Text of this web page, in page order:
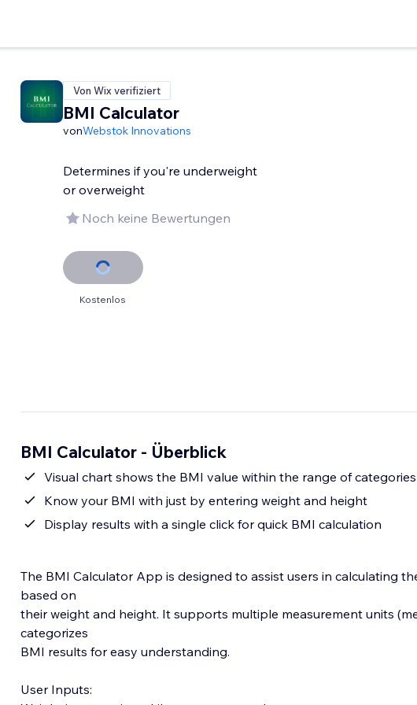
Von Wix verifiziert
BMI Calculator
vonWebstok Innovations
Determines if you're underweight
or overweight
Noch keine Bewertungen
Kostenlos
BMI Calculator - Überblick
Visual chart shows the BMI value within the range of categories
Know your BMI with just by entering weight and height
Display results with a single click for quick BMI calculation
The BMI Calculator App is designed to assist users in calculating
based on
their weight and height. It supports multiple measurement units
categorizes
BMI results for easy understanding.
User Inputs: